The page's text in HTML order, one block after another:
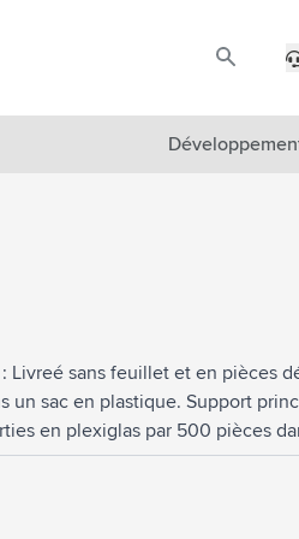
Livreé sans feuillet et en pièces
un sac en plastique. Support
en plexiglas par 500 pièces
livrées triées. • Avec
appropriée sont de 4 x 3 cm.